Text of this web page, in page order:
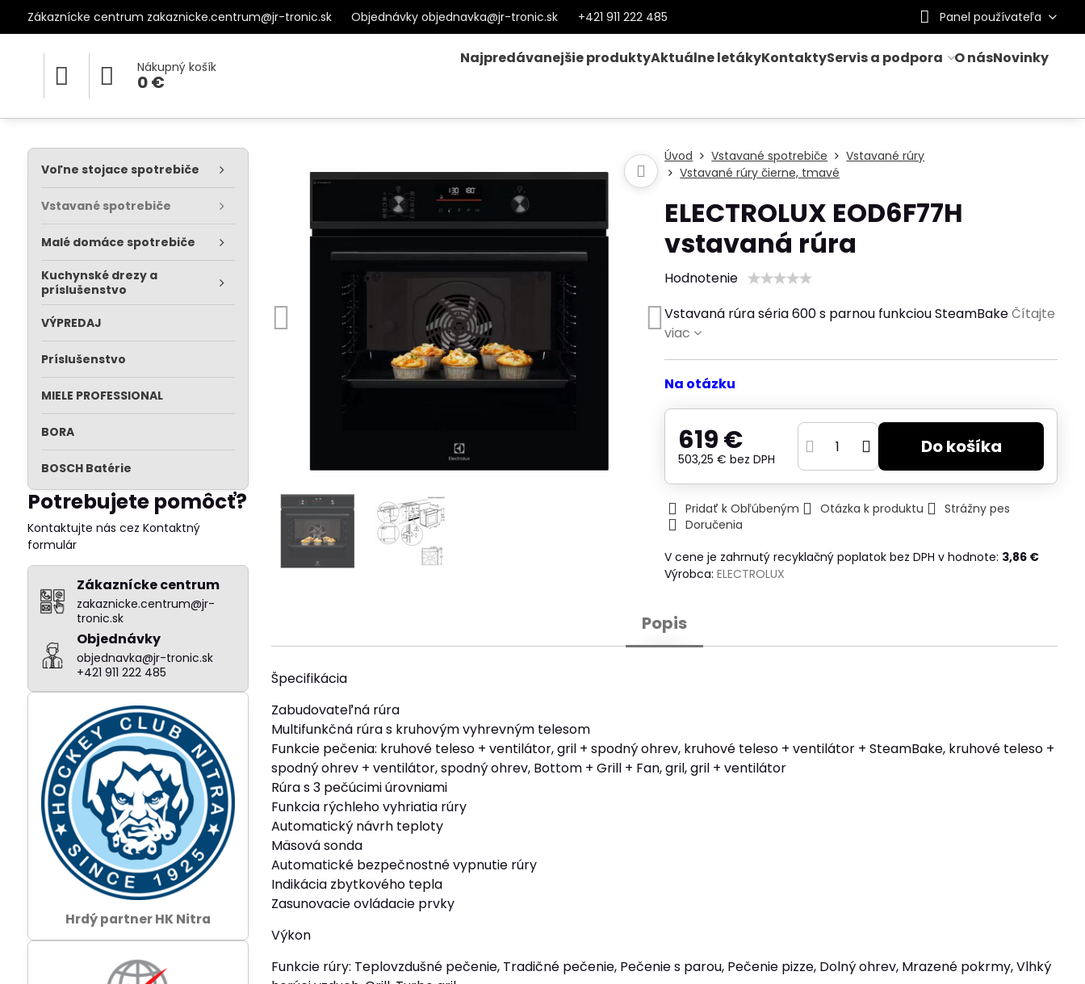
Zákaznícke centrum zakaznicke.centrum@jr-tronic.sk Objednávky objednavka@jr-tronic.sk +421 911 222 485 Panel používateľa
Nákupný košík
0 €
Najpredávanejšie produktyAktuálne letákyKontaktyServis a podpora O násNovinky
Úvod Vstavané spotrebiče
Vstavané rúry
Vstavané rúry čierne, tmavé
ELECTROLUX EOD6F77H
vstavaná rúra
Hodnotenie
Vstavaná rúra séria 600 s parnou funkciou SteamBakeČítajte
viac
Na otázku
619 €
503,25 €bez DPH
Do košíka
Pridať k Obľúbeným Otázka k produktu
Strážny pes
Doručenia
V cene je zahrnutý recyklačný poplatok bez DPH v hodnote: 3,86 €
Výrobca:ELECTROLUX
Popis
Špecifikácia
Zabudovateľná rúra
Multifunkčná rúra s kruhovým vyhrevným telesom
Funkcie pečenia: kruhové teleso + ventilátor, gril + spodný ohrev, kruhové teleso + ventilátor + SteamBake, kruhové teleso +
spodný ohrev + ventilátor, spodný ohrev, Bottom + Grill + Fan, gril, gril + ventilátor
Rúra s 3 pečúcimi úrovniami
Funkcia rýchleho vyhriatia rúry
Automatický návrh teploty
Mäsová sonda
Automatické bezpečnostné vypnutie rúry
Indikácia zbytkového tepla
Zasunovacie ovládacie prvky
Výkon
Funkcie rúry: Teplovzdušné pečenie, Tradičné pečenie, Pečenie s parou, Pečenie pizze, Dolný ohrev, Mrazené pokrmy, Vlhký
Voľne stojace spotrebiče
Vstavané spotrebiče
Malé domáce spotrebiče
Kuchynské drezy a
príslušenstvo
VÝPREDAJ
Príslušenstvo
MIELE PROFESSIONAL
BORA
BOSCH Batérie
Potrebujete pomôcť?
Kontaktujte nás cez Kontaktný
formulár
Zákaznícke centrum
zakaznicke.centrum@jr-
tronic.sk
Objednávky
objednavka@jr-tronic.sk
+421 911 222 485
Hrdý partner HK Nitra